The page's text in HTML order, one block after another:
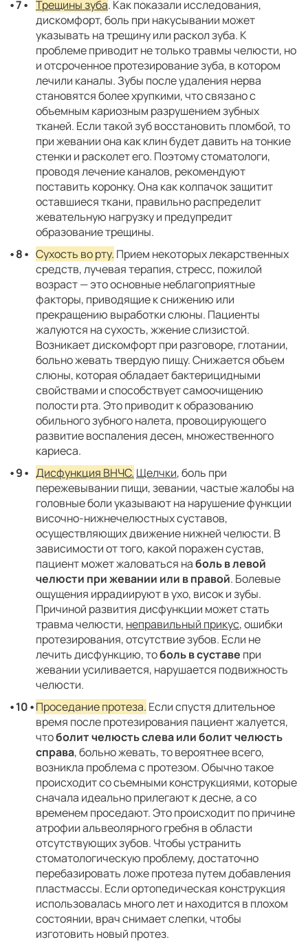
Трещины зуба. Как показали исследования,
дискомфорт, боль при накусывании может
указывать на трещину или раскол зуба. К
проблеме приводит не только травмы челюсти, но
и отсроченное протезирование зуба, в котором
лечили каналы. Зубы после удаления нерва
становятся более хрупкими, что связано с
объемным кариозным разрушением зубных
тканей. Если такой зуб восстановить пломбой, то
при жевании она как клин будет давить на тонкие
стенки и расколет его. Поэтому стоматологи,
проводя лечение каналов, рекомендуют
поставить коронку. Она как колпачок защитит
оставшиеся ткани, правильно распределит
жевательную нагрузку и предупредит
образование трещины.
Сухость во рту. Прием некоторых лекарственных
средств, лучевая терапия, стресс, пожилой
возраст — это основные неблагоприятные
факторы, приводящие к снижению или
прекращению выработки слюны. Пациенты
жалуются на сухость, жжение слизистой.
Возникает дискомфорт при разговоре, глотании,
больно жевать твердую пищу. Снижается объем
слюны, которая обладает бактерицидными
свойствами и способствует самоочищению
полости рта. Это приводит к образованию
обильного зубного налета, провоцирующего
развитие воспаления десен, множественного
кариеса.
Дисфункция ВНЧС. Щелчки, боль при
пережевывании пищи, зевании, частые жалобы на
головные боли указывают на нарушение функции
височно-нижнечелюстных суставов,
осуществляющих движение нижней челюсти. В
зависимости от того, какой поражен сустав,
пациент может жаловаться наболь в левой
челюсти при жевании или в правой. Болевые
ощущения иррадиируют в ухо, висок и зубы.
Причиной развития дисфункции может стать
травма челюсти, неправильный прикус, ошибки
протезирования, отсутствие зубов. Если не
лечить дисфункцию, тоболь в суставе при
жевании усиливается, нарушается подвижность
челюсти.
Проседание протеза. Если спустя длительное
время после протезирования пациент жалуется,
чтоболит челюсть слева или болит челюсть
справа, больно жевать, то вероятнее всего,
возникла проблема с протезом. Обычно такое
происходит со съемными конструкциями, которые
сначала идеально прилегают к десне, а со
временем проседают. Это происходит по причине
атрофии альвеолярного гребня в области
отсутствующих зубов. Чтобы устранить
стоматологическую проблему, достаточно
перебазировать ложе протеза путем добавления
пластмассы. Если ортопедическая конструкция
использовалась много лет и находится в плохом
состоянии, врач снимает слепки, чтобы
изготовить новый протез.